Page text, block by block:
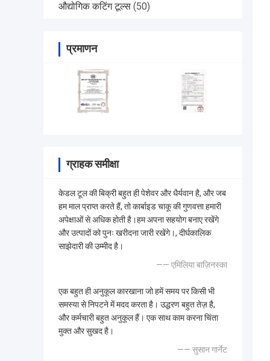
औद्योगिक कटिंग टूल्स (50)
प्रमाणन
ग्राहक समीक्षा
केडल टूल की बिक्री बहुत ही पेशेवर और धैर्यवान है, और जब
हम माल प्राप्त करते हैं, तो कार्बाइड चाकू की गुणवत्ता हमारी
अपेक्षाओं से अधिक होती है।हम अपना सहयोग बनाए रखेंगे
और उत्पादों को पुनः खरीदना जारी रखेंगे।, दीर्घकालिक
साझेदारी की उम्मीद है।
—— एमिलिया बाज़िनस्का
एक बहुत ही अनुकूल कारखाना जो हमें समय पर किसी भी
समस्या से निपटने में मदद करता है। उद्धरण बहुत तेज़ है,
और कर्मचारी बहुत अनुकूल हैं। एक साथ काम करना चिंता
मुक्त और सुखद है।
—— सुसान गार्नेट